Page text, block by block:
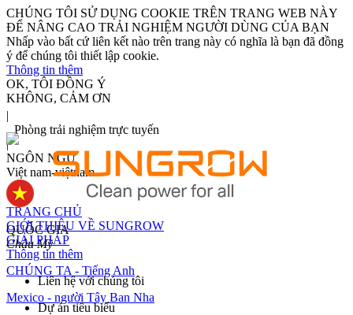
CHÚNG TÔI SỬ DỤNG COOKIE TRÊN TRANG WEB NÀY
ĐỂ NÂNG CAO TRẢI NGHIỆM NGƯỜI DÙNG CỦA BẠN
Nhấp vào bất cứ liên kết nào trên trang này có nghĩa là bạn đã đồng
ý để chúng tôi thiết lập cookie.
Thông tin thêm
OK, TÔI ĐỒNG Ý
KHÔNG, CẢM ƠN
|
Phòng trải nghiệm trực tuyến
|
NGÔN NGỮ
Việt nam-việtnam
QUỐC GIA
Châu Mỹ
CHÚNG TA - Tiếng Anh
Mexico - người Tây Ban Nha
TRANG CHỦ
GIỚI THIỆU VỀ SUNGROW
GIẢI PHÁP
Thông tin thêm
Liên hệ với chúng tôi
Dự án tiêu biểu